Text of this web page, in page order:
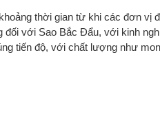
thời gian từ khi các đơn vị
với Sao Bắc Đẩu, với kinh
tiến độ, với chất lượng như